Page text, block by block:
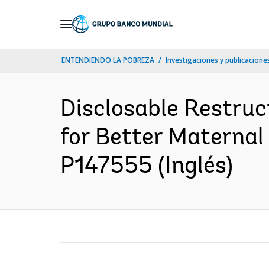
ENTENDIENDO LA POBREZA Investigaciones y
Disclosable
for Better Maternal
P147555 (Inglés)